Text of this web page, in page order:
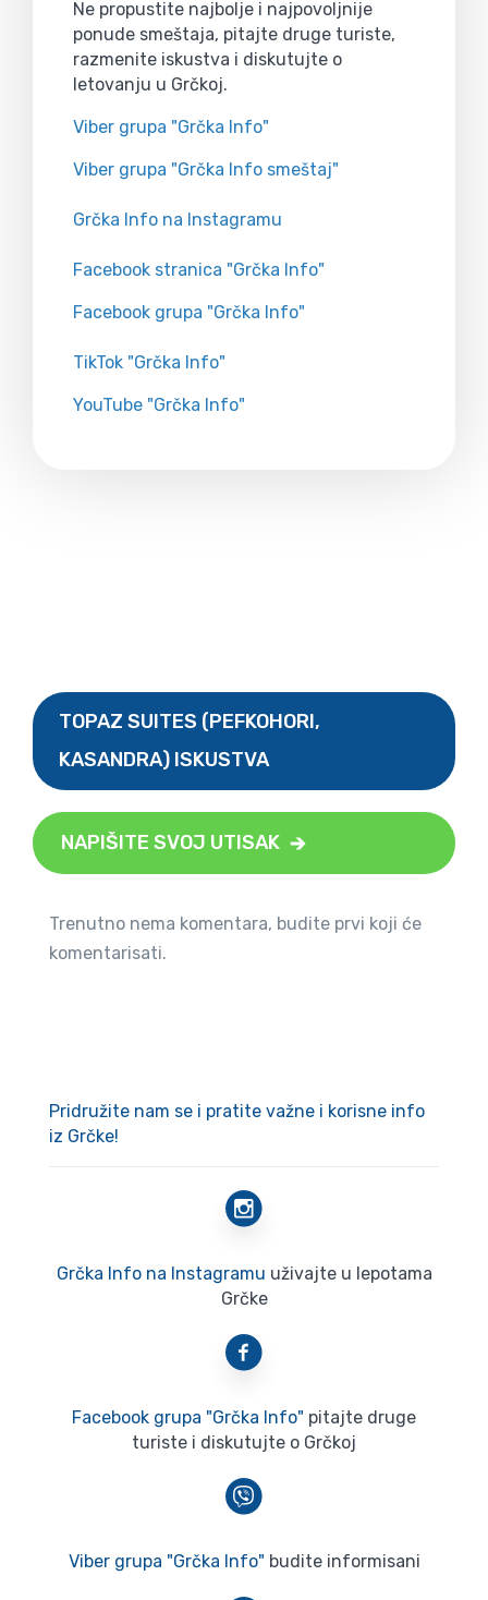
Ne propustite najbolje i najpovoljnije
ponude smeštaja, pitajte druge turiste,
razmenite iskustva i diskutujte o
letovanju u Grčkoj.
Viber grupa "Grčka Info"
Viber grupa "Grčka Info smeštaj"
Grčka Info na Instagramu
Facebook stranica "Grčka Info"
Facebook grupa "Grčka Info"
TikTok "Grčka Info"
YouTube "Grčka Info"
TOPAZ SUITES (PEFKOHORI,
KASANDRA) ISKUSTVA
NAPIŠITE SVOJ UTISAK
Trenutno nema komentara, budite prvi koji će
komentarisati.
Pridružite nam se i pratite važne i korisne info
iz Grčke!
Grčka Info na Instagramu uživajte u lepotama
Grčke
Facebook grupa "Grčka Info" pitajte druge
turiste i diskutujte o Grčkoj
Viber grupa "Grčka Info" budite informisani